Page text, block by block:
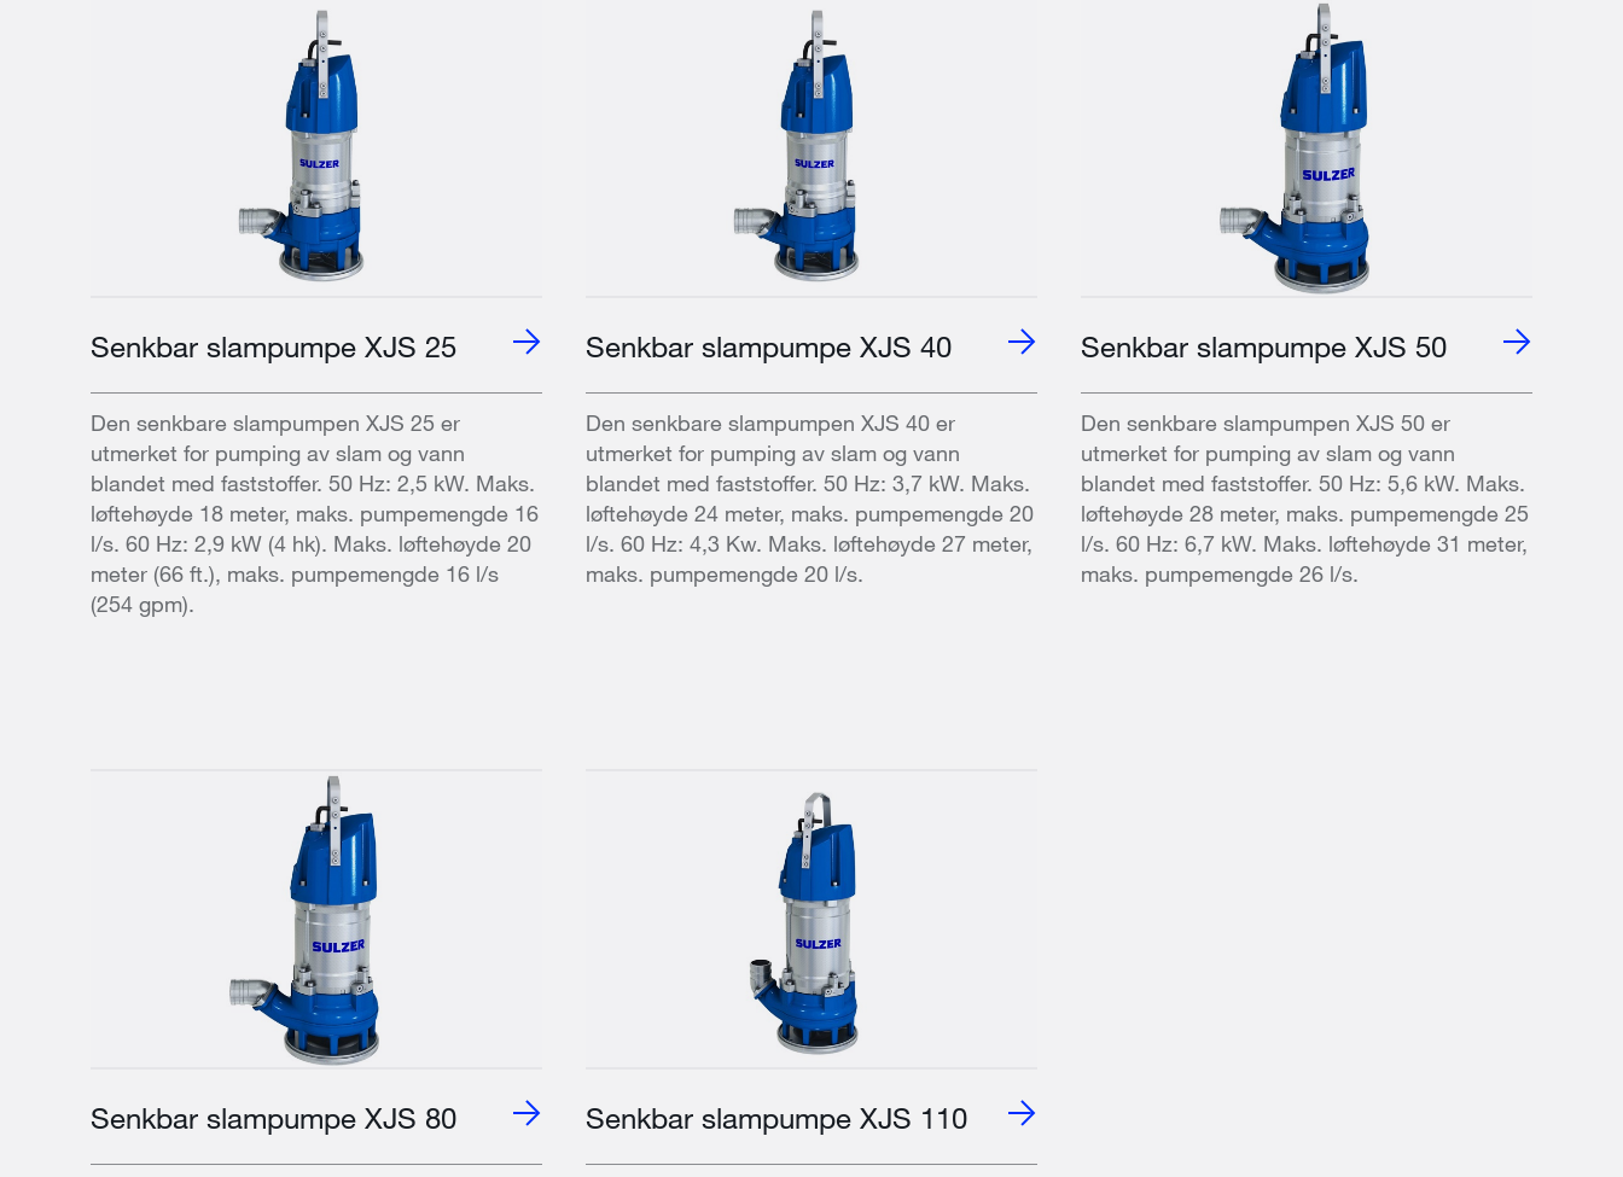
Senkbar slampumpe XJS 25
Den senkbare slampumpen XJS 25 er
utmerket for pumping av slam og vann
blandet med faststoffer. 50 Hz: 2,5 kW. Maks.
løftehøyde 18 meter, maks. pumpemengde 16
l/s. 60 Hz: 2,9 kW (4 hk). Maks. løftehøyde 20
meter (66 ft.), maks. pumpemengde 16 l/s
(254 gpm).
Senkbar slampumpe XJS 40
Den senkbare slampumpen XJS 40 er
utmerket for pumping av slam og vann
blandet med faststoffer. 50 Hz: 3,7 kW. Maks.
løftehøyde 24 meter, maks. pumpemengde 20
l/s. 60 Hz: 4,3 Kw. Maks. løftehøyde 27 meter,
maks. pumpemengde 20 l/s.
Senkbar slampumpe XJS 50
Den senkbare slampumpen XJS 50 er
utmerket for pumping av slam og vann
blandet med faststoffer. 50 Hz: 5,6 kW. Maks.
løftehøyde 28 meter, maks. pumpemengde 25
l/s. 60 Hz: 6,7 kW. Maks. løftehøyde 31 meter,
maks. pumpemengde 26 l/s.
Senkbar slampumpe XJS 80 Senkbar slampumpe XJS 110